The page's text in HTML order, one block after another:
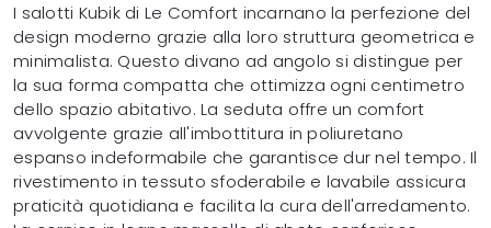
I salotti Kubik di Le Comfort incarnano la perfezione del
design moderno grazie alla loro struttura geometrica e
minimalista. Questo divano ad angolo si distingue per
la sua forma compatta che ottimizza ogni centimetro
dello spazio abitativo. La seduta offre un comfort
avvolgente grazie all'imbottitura in poliuretano
espanso indeformabile che garantisce dur nel tempo. Il
rivestimento in tessuto sfoderabile e lavabile assicura
praticità quotidiana e facilita la cura dell'arredamento.